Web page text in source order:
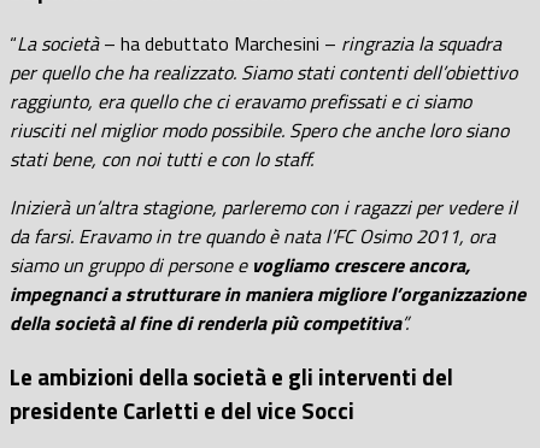
“La società– ha debuttato Marchesini – ringrazia la squadra
per quello che ha realizzato. Siamo stati contenti dell’obiettivo
raggiunto, era quello che ci eravamo prefissati e ci siamo
riusciti nel miglior modo possibile. Spero che anche loro siano
stati bene, con noi tutti e con lo staff.
Inizierà un’altra stagione, parleremo con i ragazzi per vedere il
da farsi. Eravamo in tre quando è nata l’FC Osimo 2011, ora
siamo un gruppo di persone e vogliamo crescere ancora,
impegnanci a strutturare in maniera migliore l’organizzazione
della società al fine di renderla più competitiva”.
Le ambizioni della società e gli interventi del
presidente Carletti e del vice Socci